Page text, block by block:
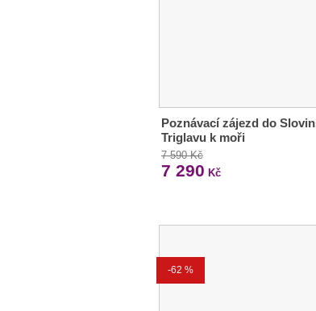
Poznávací zájezd do
Triglavu k moři
7 590 Kč
7 290 Kč
-62 %